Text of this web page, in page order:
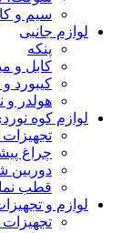
سیم و
لوازم جانبی
پنکه
کابل و
کیبورد
هولدر و
لوازم کوه
چراغ
دوربین
قطب نما
لوازم و